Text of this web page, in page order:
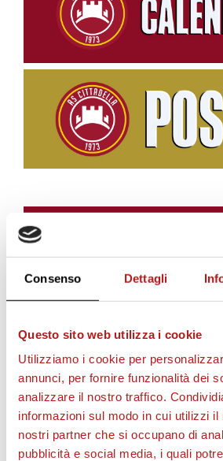
Consenso Dettagli
Questo sito web utilizza i cookie
Utilizziamo i cookie per
annunci, per fornire funzionalità dei
analizzare il nostro traffico.
informazioni sul modo in cui utilizzi il
nostri partner che si occupano di
pubblicità e social media, i quali
AS CITTADELLA STORE